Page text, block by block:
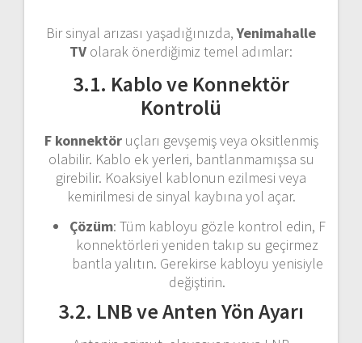
Bir sinyal arızası yaşadığınızda,Yenimahalle
TV olarak önerdiğimiz temel adımlar:
3.1. Kablo ve Konnektör
Kontrolü
F konnektöruçları gevşemiş veya oksitlenmiş
olabilir. Kablo ek yerleri, bantlanmamışsa su
girebilir. Koaksiyel kablonun ezilmesi veya
kemirilmesi de sinyal kaybına yol açar.
Çözüm: Tüm kabloyu gözle kontrol edin, F
konnektörleri yeniden takıp su geçirmez
bantla yalıtın. Gerekirse kabloyu yenisiyle
değiştirin.
3.2. LNB ve Anten Yön Ayarı